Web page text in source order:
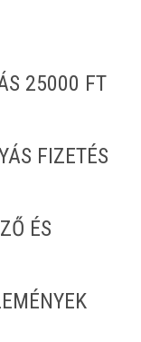
Beauty
és kényelmes
25000 FT
FIZETÉS
ÉS